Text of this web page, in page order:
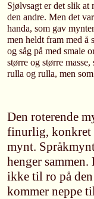
Sjølvsagt er det slik
den andre. Men det
handa, som gav
men heldt fram med å
og såg på med smale
større og større
rulla og rulla, men
Den roterende
finurlig, konkret
mynt.
henger
ikke til ro på
kommer neppe